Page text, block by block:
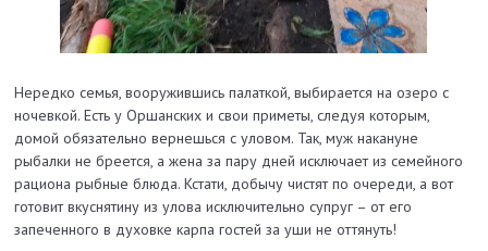
Нередко семья, вооружившись палаткой, выбирается на озеро с
ночевкой. Есть у Оршанских и свои приметы, следуя которым,
домой обязательно вернешься с уловом. Так, муж накануне
рыбалки не бреется, а жена за пару дней исключает из семейного
рациона рыбные блюда. Кстати, добычу чистят по очереди, а вот
готовит вкуснятину из улова исключительно супруг – от его
запеченного в духовке карпа гостей за уши не оттянуть!